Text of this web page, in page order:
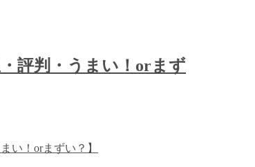
評判・うまい！orまず